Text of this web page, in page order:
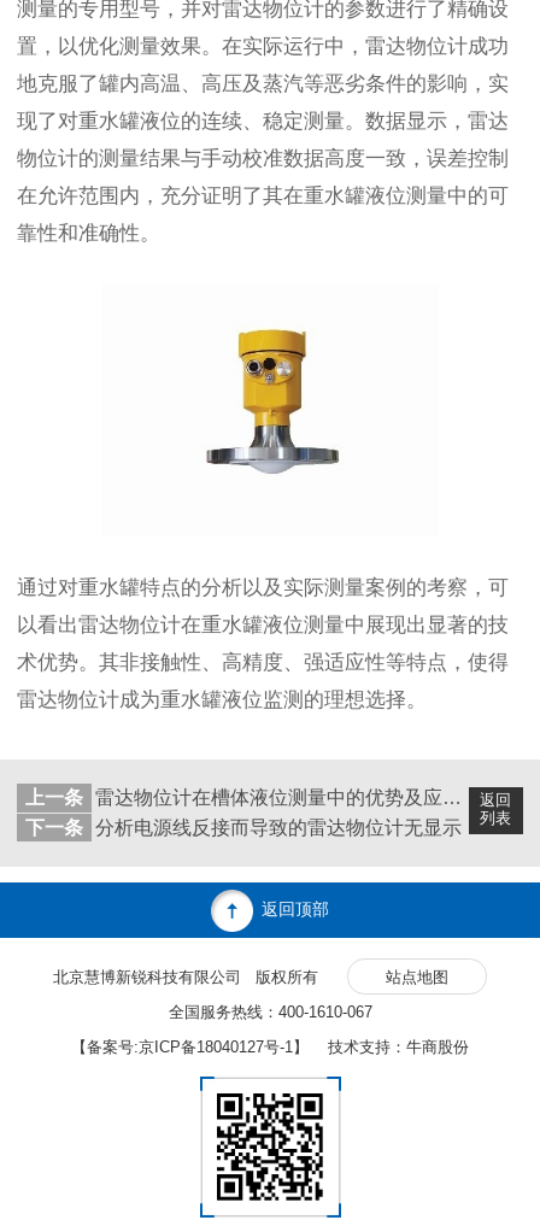
测量的专用型号，并对雷达物位计的参数进行了精确设
置，以优化测量效果。在实际运行中，雷达物位计成功
地克服了罐内高温、高压及蒸汽等恶劣条件的影响，实
现了对重水罐液位的连续、稳定测量。数据显示，雷达
物位计的测量结果与手动校准数据高度一致，误差控制
在允许范围内，充分证明了其在重水罐液位测量中的可
靠性和准确性。
通过对重水罐特点的分析以及实际测量案例的考察，可
以看出雷达物位计在重水罐液位测量中展现出显著的技
术优势。其非接触性、高精度、强适应性等特点，使得
雷达物位计成为重水罐液位监测的理想选择。
返回
列表
上一条 雷达物位计在槽体液位测量中的优势及应对难点分析
下一条 分析电源线反接而导致的雷达物位计无显示
返回顶部
北京慧博新锐科技有限公司 版权所有
站点地图
全国服务热线：400-1610-067
【备案号:京ICP备18040127号-1】 技术支持：牛商股份